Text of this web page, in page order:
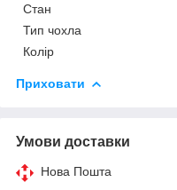
Стан
Тип чохла
Колір
Приховати
Умови доставки
Нова Пошта